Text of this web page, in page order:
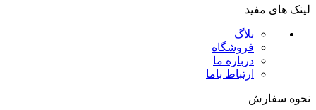
لینک های مفید
بلاگ
فروشگاه
درباره ما
ارتباط باما
نحوه سفارش